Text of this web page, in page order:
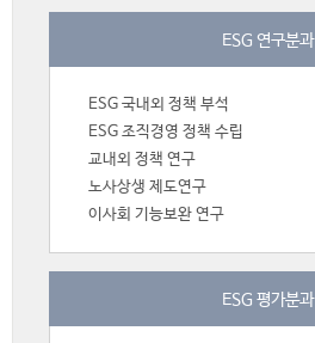
ESG 연구분과
ESG 국내외 정책 부석
ESG 조직경영 정책 수립
교내외 정책 연구
노사상생 제도연구
이사회 기능보완 연구
ESG 평가분과